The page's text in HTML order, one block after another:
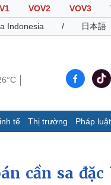
VOV2 VOV3
Indonesia
/ 日本語
tế Thị trường Pháp luật
Cuộc sống đó đây
cần sa